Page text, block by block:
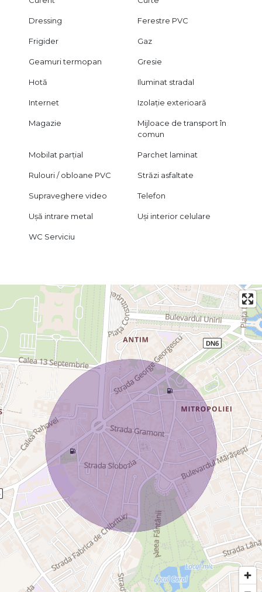
Dressing Ferestre PVC
Frigider Gaz
Geamuri termopan Gresie
Hotă Iluminat stradal
Internet Izolație exterioară
Magazie
Mijloace de transport în
comun
Mobilat parțial Parchet laminat
Rulouri / obloane PVC Străzi asfaltate
Supraveghere video Telefon
Ușă intrare metal Uși interior celulare
WC Serviciu